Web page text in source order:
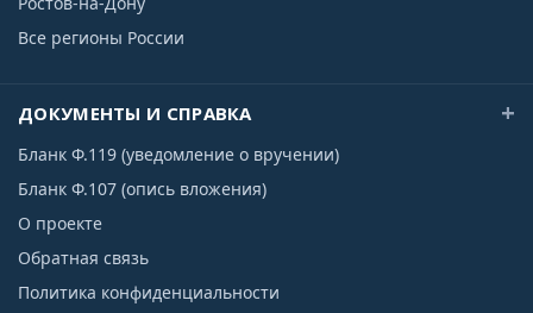
Все регионы России
ДОКУМЕНТЫ И СПРАВКА
Бланк Ф.119 (уведомление о вручении)
Бланк Ф.107 (опись вложения)
О проекте
Обратная связь
Политика конфиденциальности